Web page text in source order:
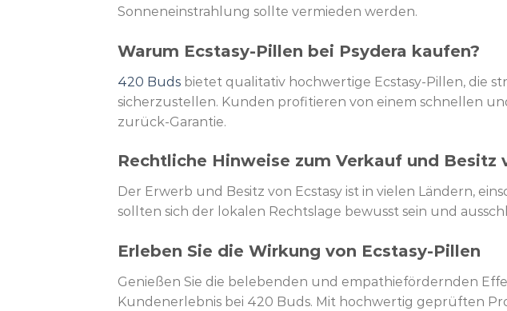
Sonneneinstrahlung sollte vermieden werden.
Warum Ecstasy-Pillen bei Psydera kaufen?
420 Buds bietet qualitativ hochwertige Ecstasy-Pillen, die
sicherzustellen. Kunden profitieren von einem schnellen
zurück-Garantie.
Rechtliche Hinweise zum Verkauf und Besitz
Der Erwerb und Besitz von Ecstasy ist in vielen Ländern,
sollten sich der lokalen Rechtslage bewusst sein und
Erleben Sie die Wirkung von Ecstasy-Pillen
Genießen Sie die belebenden und empathiefördernden
Kundenerlebnis bei 420 Buds. Mit hochwertig geprüften